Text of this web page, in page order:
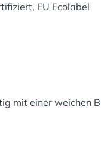
EU Ecolabel
mit einer weichen